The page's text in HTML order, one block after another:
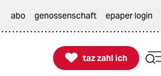
abo genossenschaft epaper login

taz zahl ich
taz zahl ich